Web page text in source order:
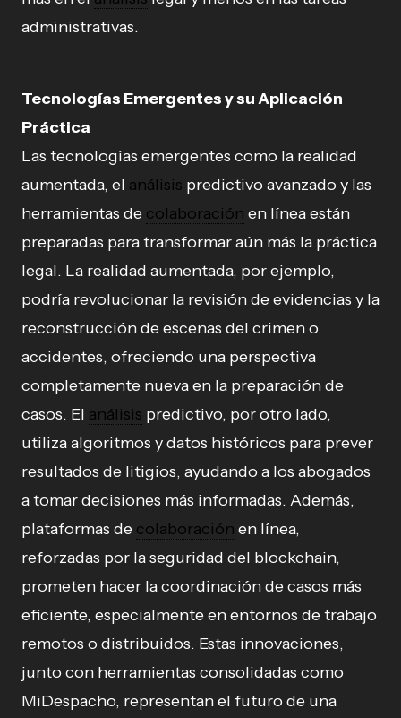
administrativas.
Tecnologías Emergentes y su Aplicación
Práctica
Las tecnologías emergentes como la realidad
aumentada, el análisis predictivo avanzado y las
herramientas de colaboración en línea están
preparadas para transformar aún más la práctica
legal. La realidad aumentada, por ejemplo,
podría revolucionar la revisión de evidencias y la
reconstrucción de escenas del crimen o
accidentes, ofreciendo una perspectiva
completamente nueva en la preparación de
casos. El análisis predictivo, por otro lado,
utiliza algoritmos y datos históricos para prever
resultados de litigios, ayudando a los abogados
a tomar decisiones más informadas. Además,
plataformas de colaboración en línea,
reforzadas por la seguridad del blockchain,
prometen hacer la coordinación de casos más
eficiente, especialmente en entornos de trabajo
remotos o distribuidos. Estas innovaciones,
junto con herramientas consolidadas como
MiDespacho, representan el futuro de una